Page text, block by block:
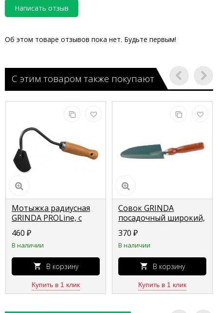
Написать отзыв
Об этом товаре отзывов пока нет. Будьте первым!
С этим товаром также покупают
Мотыжка радиусная
GRINDA PROLine, с
деревянной ручкой,
275 мм 421513
460 ₽
В наличии
В корзину
Купить в 1 клик
Совок GRINDA
посадочный широкий,
из углеродистой стали
с деревянной ручкой,
290 мм 8-421211_z01
370 ₽
В наличии
В корзину
Купить в 1 клик